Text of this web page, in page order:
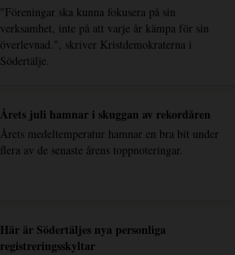
"Föreningar ska kunna fokusera på sin
verksamhet, inte på att varje år kämpa för sin
överlevnad.", skriver Kristdemokraterna i
Södertälje.
Årets juli hamnar i skuggan av rekordåren
Årets medeltemperatur hamnar en bra bit under
flera av de senaste årens toppnoteringar.
Här är Södertäljes nya personliga
registreringsskyltar